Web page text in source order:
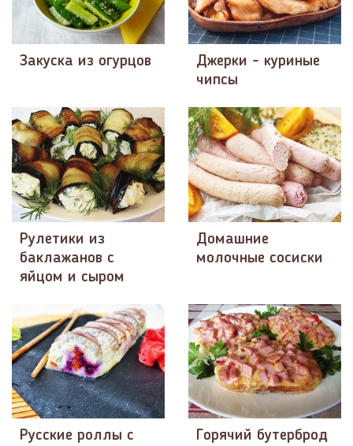
Закуска из огурцов
Джерки - куриные
чипсы
Рулетики из
баклажанов с
яйцом и сыром
Домашние
молочные сосиски
Русские роллы с
Горячий бутерброд